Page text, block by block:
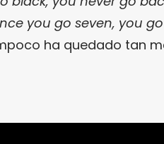
you go seven, you
ha quedado tan